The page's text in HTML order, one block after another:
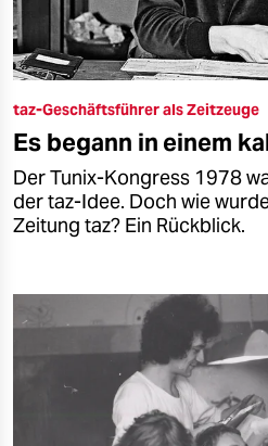
taz-Geschäftsführer als Zeitzeuge
Es begann in einem
Der Tunix-Kongress 1978
der taz-Idee. Doch wie
Zeitung taz? Ein Rückblick.